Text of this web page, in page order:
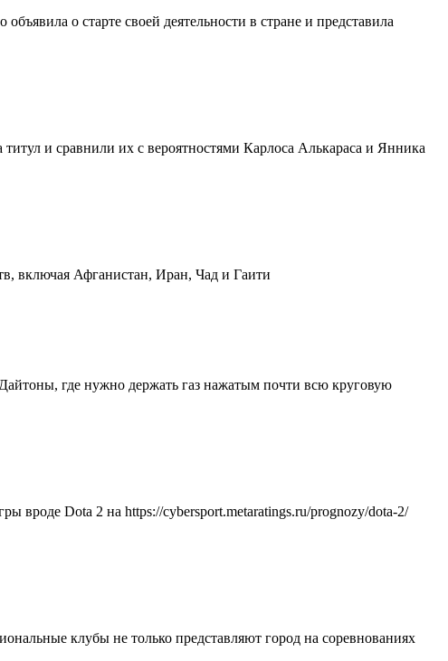
о старте своей деятельности в стране и представила
и сравнили их с вероятностями Карлоса Алькараса и Янника
включая Афганистан, Иран, Чад и Гаити
где нужно держать газ нажатым почти всю круговую
вроде Dota 2 на https://cybersport.metaratings.ru/prognozy/dota-2/
клубы не только представляют город на соревнованиях